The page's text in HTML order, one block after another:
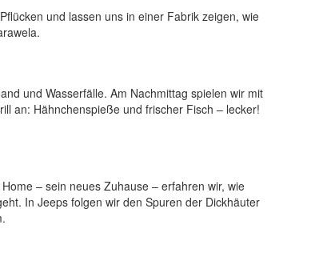
und lassen uns in einer Fabrik zeigen, wie
und Wasserfälle. Am Nachmittag spielen wir mit
an: Hähnchenspieße und frischer Fisch – lecker!
– sein neues Zuhause – erfahren wir, wie
In Jeeps folgen wir den Spuren der Dickhäuter